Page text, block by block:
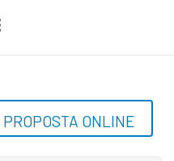
PROPOSTA ONLINE